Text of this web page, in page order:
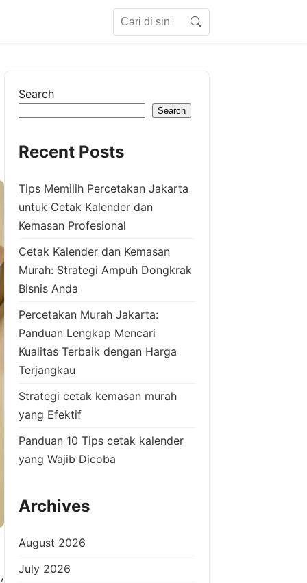
Search
Search
Search
Recent Posts
Tips Memilih Percetakan Jakarta
untuk Cetak Kalender dan
Kemasan Profesional
Cetak Kalender dan Kemasan
Murah: Strategi Ampuh Dongkrak
Bisnis Anda
Percetakan Murah Jakarta:
Panduan Lengkap Mencari
Kualitas Terbaik dengan Harga
Terjangkau
Strategi cetak kemasan murah
yang Efektif
Panduan 10 Tips cetak kalender
yang Wajib Dicoba
Archives
August 2026
July 2026